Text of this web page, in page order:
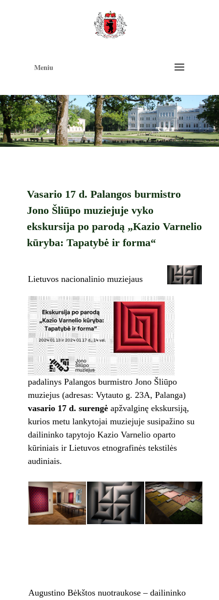
Meniu
Vasario 17 d. Palangos burmistro
Jono Šliūpo muziejuje vyko
ekskursija po parodą „Kazio Varnelio
kūryba: Tapatybė ir forma“
Lietuvos nacionalinio muziejaus
padalinys Palangos burmistro Jono Šliūpo
muziejus (adresas: Vytauto g. 23A, Palanga)
vasario 17 d. surengė apžvalginę ekskursiją,
kurios metu lankytojai muziejuje susipažino su
dailininko tapytojo Kazio Varnelio oparto
kūriniais ir Lietuvos etnografinės tekstilės
audiniais.
Augustino Bėkštos nuotraukose – dailininko